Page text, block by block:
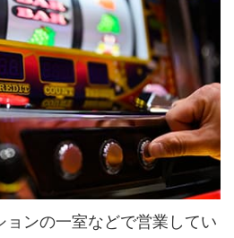
ョンの一室などで営業してい